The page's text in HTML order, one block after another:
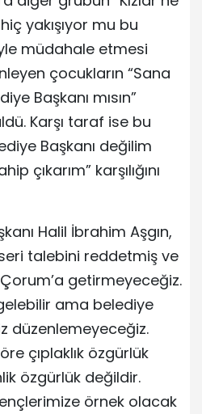
yakışıyor mu bu
müdahale etmesi
çocukların “Sana
Başkanı mısın”
Karşı taraf ise bu
Başkanı değilim
çıkarım” karşılığını
Halil İbrahim Aşgın,
talebini reddetmiş ve
getirmeyeceğiz.
ama belediye
düzenlemeyeceğiz.
çıplaklık özgürlük
özgürlük değildir.
örnek olacak